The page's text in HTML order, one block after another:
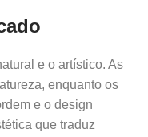
e o artístico. As
enquanto os
e o design
que traduz